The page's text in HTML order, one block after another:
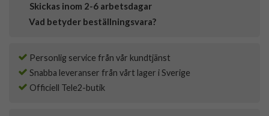
Skickas inom 2-6 arbetsdagar
Vad betyder beställningsvara?
Personlig service från vår kundtjänst
Snabba leveranser från vårt lager i Sverige
Officiell Tele2-butik